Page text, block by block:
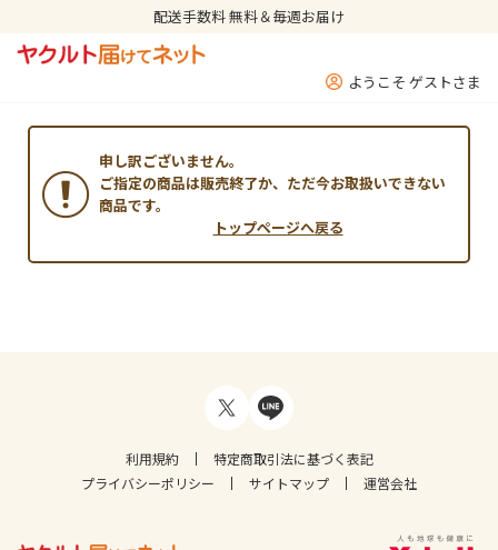
配送手数料 無料＆毎週お届け
ようこそ ゲストさま
申し訳ございません。
ご指定の商品は販売終了か、ただ今お取扱いできない
商品です。
トップページへ戻る
利用規約
特定商取引法に基づく表記
プライバシーポリシー
サイトマップ 運営会社